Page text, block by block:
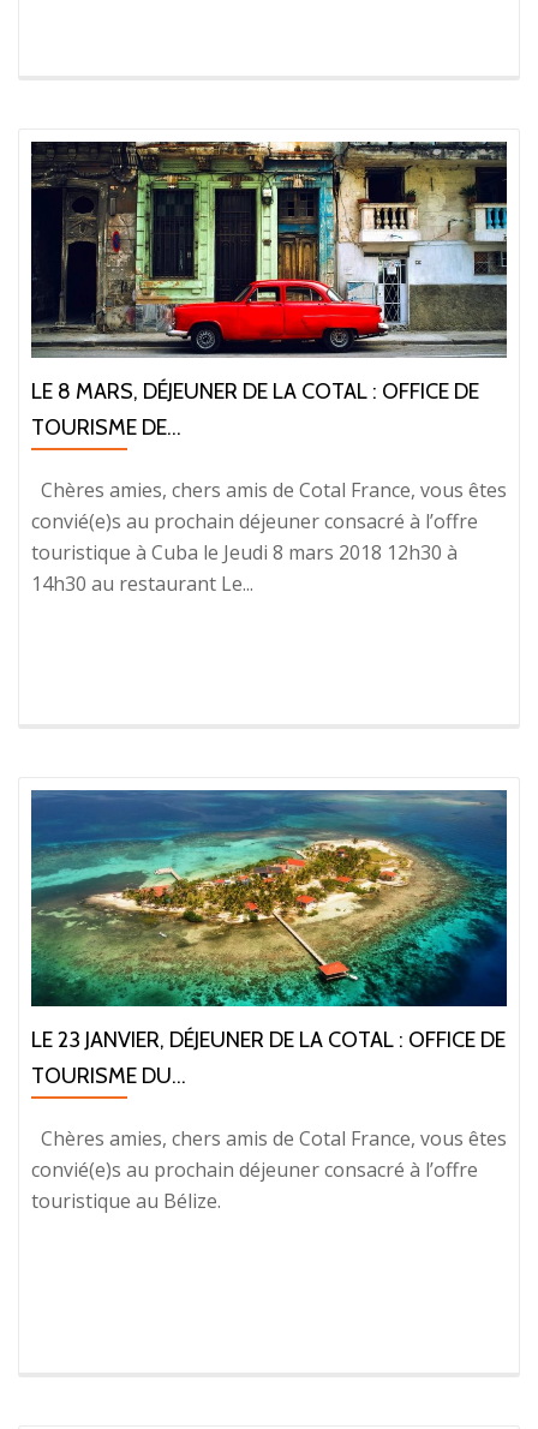
LE 8 MARS, DÉJEUNER DE LA COTAL : OFFICE DE
TOURISME DE...
Chères amies, chers amis de Cotal France, vous êtes
convié(e)s au prochain déjeuner consacré à l’offre
touristique à Cuba le Jeudi 8 mars 2018 12h30 à
14h30 au restaurant Le...
LE 23 JANVIER, DÉJEUNER DE LA COTAL : OFFICE DE
TOURISME DU...
Chères amies, chers amis de Cotal France, vous êtes
convié(e)s au prochain déjeuner consacré à l’offre
touristique au Bélize.